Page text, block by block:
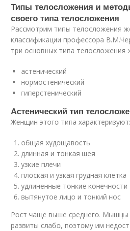
Типы телосложения и
своего типа телосложения
Рассмотрим типы телосложения
классификации профессора
три основных типа
астенический
нормостенический
гиперстенический
Астенический тип
Женщин этого типа характеризуют:
общая худощавость
длинная и тонкая шея
узкие плечи
плоская и узкая грудная клетка
удлиненные тонкие конечности
вытянутое лицо и тонкий нос
Рост чаще выше среднего. Мышцы
развиты слабо, поэтому им